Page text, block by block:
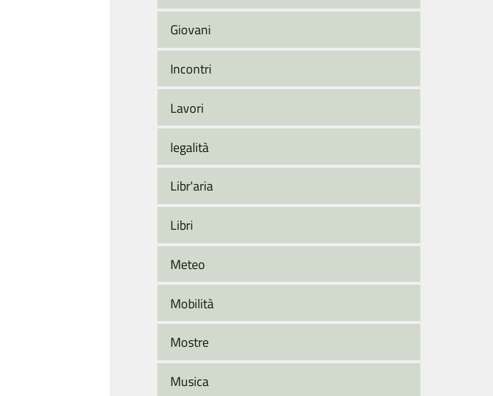
Giovani
Incontri
Lavori
legalità
Libr'aria
Libri
Meteo
Mobilità
Mostre
Musica